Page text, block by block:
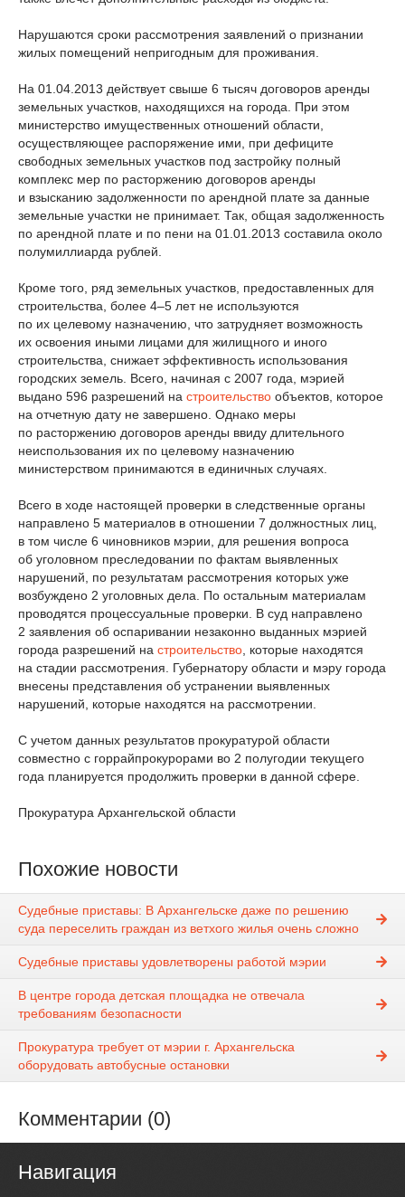
Нарушаются сроки рассмотрения заявлений о признании
жилых помещений непригодным для проживания.
На 01.04.2013 действует свыше 6 тысяч договоров аренды
земельных участков, находящихся на города. При этом
министерство имущественных отношений области,
осуществляющее распоряжение ими, при дефиците
свободных земельных участков под застройку полный
комплекс мер по расторжению договоров аренды
и взысканию задолженности по арендной плате за данные
земельные участки не принимает. Так, общая задолженность
по арендной плате и по пени на 01.01.2013 составила около
полумиллиарда рублей.
Кроме того, ряд земельных участков, предоставленных для
строительства, более 4–5 лет не используются
по их целевому назначению, что затрудняет возможность
их освоения иными лицами для жилищного и иного
строительства, снижает эффективность использования
городских земель. Всего, начиная с 2007 года, мэрией
выдано 596 разрешений на строительство объектов, которое
на отчетную дату не завершено. Однако меры
по расторжению договоров аренды ввиду длительного
неиспользования их по целевому назначению
министерством принимаются в единичных случаях.
Всего в ходе настоящей проверки в следственные органы
направлено 5 материалов в отношении 7 должностных лиц,
в том числе 6 чиновников мэрии, для решения вопроса
об уголовном преследовании по фактам выявленных
нарушений, по результатам рассмотрения которых уже
возбуждено 2 уголовных дела. По остальным материалам
проводятся процессуальные проверки. В суд направлено
2 заявления об оспаривании незаконно выданных мэрией
города разрешений на строительство , которые находятся
на стадии рассмотрения. Губернатору области и мэру города
внесены представления об устранении выявленных
нарушений, которые находятся на рассмотрении.
С учетом данных результатов прокуратурой области
совместно с горрайпрокурорами во 2 полугодии текущего
года планируется продолжить проверки в данной сфере.
Прокуратура Архангельской области
Похожие новости
Судебные приставы: В Архангельске даже по решению
суда переселить граждан из ветхого жилья очень сложно
Судебные приставы удовлетворены работой мэрии
В центре города детская площадка не отвечала
требованиям безопасности
Прокуратура требует от мэрии г. Архангельска
оборудовать автобусные остановки
Комментарии (0)
Навигация